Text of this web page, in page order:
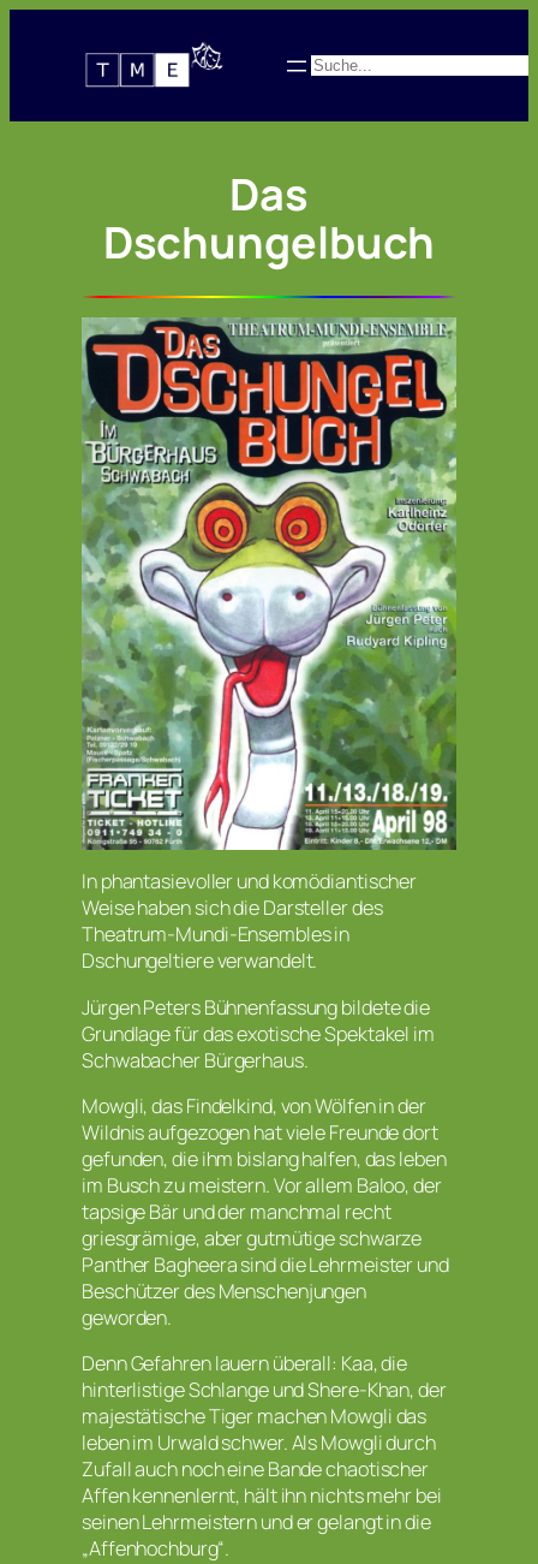
Suchen
Das
Dschungelbuch
In phantasievoller und komödiantischer
Weise haben sich die Darsteller des
Theatrum-Mundi-Ensembles in
Dschungeltiere verwandelt.
Jürgen Peters Bühnenfassung bildete die
Grundlage für das exotische Spektakel im
Schwabacher Bürgerhaus.
Mowgli, das Findelkind, von Wölfen in der
Wildnis aufgezogen hat viele Freunde dort
gefunden, die ihm bislang halfen, das leben
im Busch zu meistern. Vor allem Baloo, der
tapsige Bär und der manchmal recht
griesgrämige, aber gutmütige schwarze
Panther Bagheera sind die Lehrmeister und
Beschützer des Menschenjungen
geworden.
Denn Gefahren lauern überall: Kaa, die
hinterlistige Schlange und Shere-Khan, der
majestätische Tiger machen Mowgli das
leben im Urwald schwer. Als Mowgli durch
Zufall auch noch eine Bande chaotischer
Affen kennenlernt, hält ihn nichts mehr bei
seinen Lehrmeistern und er gelangt in die
„Affenhochburg“.